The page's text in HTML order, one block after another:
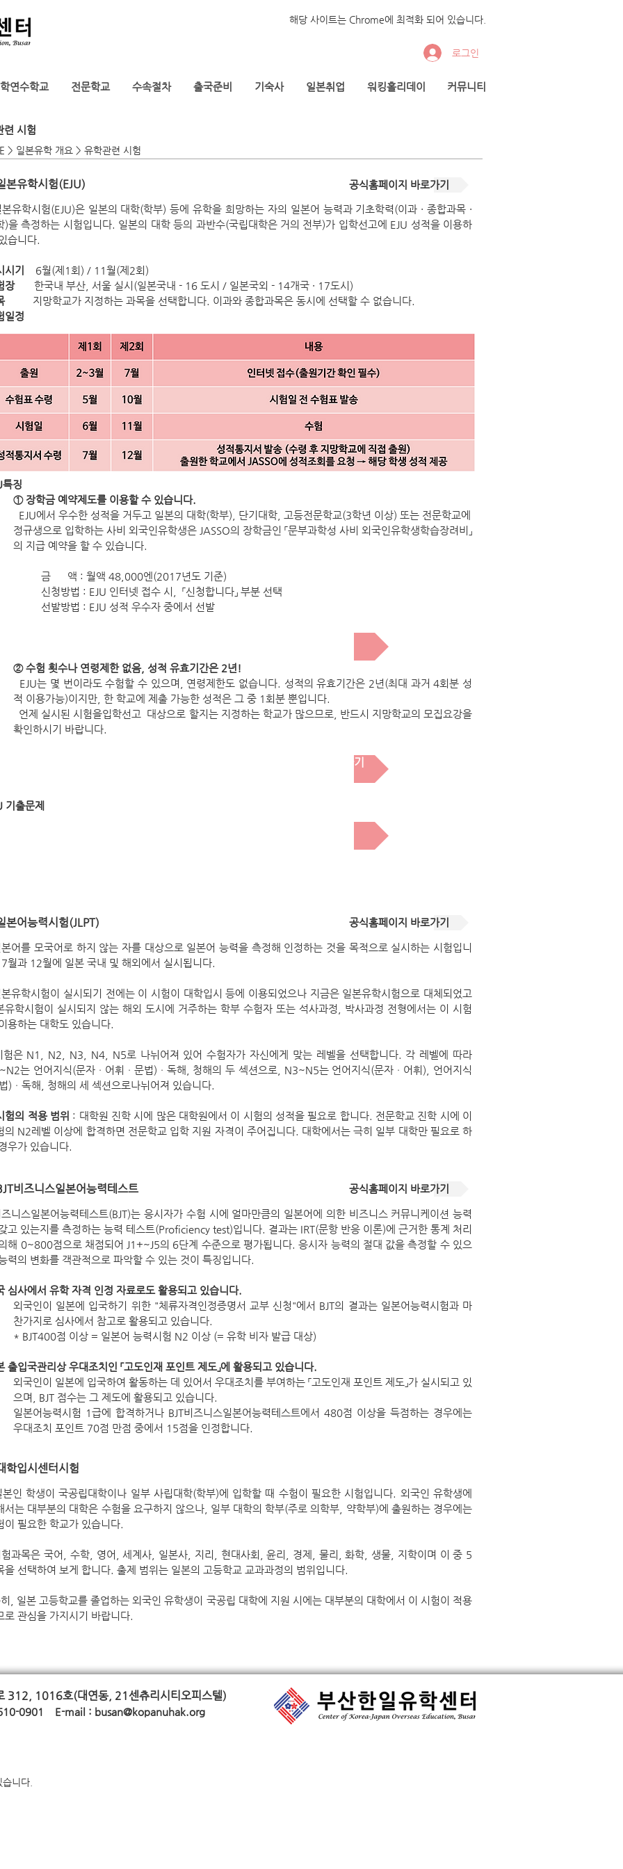
해당 사이트는 Chrome에 최적화 되어 있습니다.
로그인
연수학교 전문학교 수속절차 출국준비 기숙사 일본취업 워킹홀리데이 커뮤니티
련 시험
> 일본유학 개요 > 유학관련 시험
본유학시험(EJU) 공식홈페이지 바로가기
유학시험(EJU)은 일본의 대학(학부) 등에 유학을 희망하는 자의 일본어 능력과 기초학력(이과 · 종합과목 ·
)을 측정하는 시험입니다. 일본의 대학 등의 과반수(국립대학은 거의 전부)가 입학선고에 EJU 성적을 이용하
습니다.
시기
6월(제1회) / 11월(제2회)
장한국내 부산, 서울 실시(일본국내 - 16 도시 / 일본국외 - 14개국 · 17도시)
지망학교가 지정하는 과목을 선택합니다. 이과와 종합과목은 동시에 선택할 수 없습니다.
일정
특징
① 장학금 예약제도를 이용할 수 있습니다.
EJU에서 우수한 성적을 거두고 일본의 대학(학부), 단기대학, 고등전문학교(3학년 이상) 또는 전문학교에
정규생으로 입학하는 사비 외국인유학생은 JASSO의 장학금인 「문부과학성 사비 외국인유학생학습장려비」
의 지급 예약을 할 수 있습니다.
금 액 : 월액 48,000엔(2017년도 기준)
신청방법 : EJU 인터넷 접수 시, 「신청합니다」 부분 선택
선발방법 : EJU 성적 우수자 중에서 선발
② 수험 횟수나 연령제한 없음, 성적 유효기간은 2년!
EJU는 몇 번이라도 수험할 수 있으며, 연령제한도 없습니다. 성적의 유효기간은 2년(최대 과거 4회분 성
적 이용가능)이지만, 한 학교에 제출 가능한 성적은 그 중 1회분 뿐입니다.
언제 실시된 시험을입학선고 대상으로 할지는 지정하는 학교가 많으므로, 반드시 지망학교의 모집요강을
확인하시기 바랍니다.
기출문제
EJU를 이용해서 도일전 입학허가를 실시하는 대학 일람 바로가기
본어능력시험(JLPT) 공식홈페이지 바로가기
어를 모국어로 하지 않는 자를 대상으로 일본어 능력을 측정해 인정하는 것을 목적으로 실시하는 시험입니
월과 12월에 일본 국내 및 해외에서 실시됩니다.
유학시험이 실시되기 전에는 이 시험이 대학입시 등에 이용되었으나 지금은 일본유학시험으로 대체되었고
유학시험이 실시되지 않는 해외 도시에 거주하는 학부 수험자 또는 석사과정, 박사과정 전형에서는 이 시험
용하는 대학도 있습니다.
은 N1, N2, N3, N4, N5로 나뉘어져 있어 수험자가 자신에게 맞는 레벨을 선택합니다. 각 레벨에 따라
는 언어지식(문자ㆍ어휘ㆍ문법)ㆍ독해, 청해의 두 섹션으로, N3~N5는 언어지식(문자ㆍ어휘), 언어지식
)ㆍ독해, 청해의 세 섹션으로나뉘어져 있습니다.
의 적용 범위 : 대학원 진학 시에 많은 대학원에서 이 시험의 성적을 필요로 합니다. 전문학교 진학 시에 이
의 N2레벨 이상에 합격하면 전문학교 입학 지원 자격이 주어집니다. 대학에서는 극히 일부 대학만 필요로 하
우가 있습니다.
비즈니스일본어능력테스트 공식홈페이지 바로가기
니스일본어능력테스트(BJT)는 응시자가 수험 시에 얼마만큼의 일본어에 의한 비즈니스 커뮤니케이션 능력
고 있는지를 측정하는 능력 테스트(Proficiency test)입니다. 결과는 IRT(문항 반응 이론)에 근거한 통계 처리
해 0~800점으로 채점되어 J1+~J5의 6단계 수준으로 평가됩니다. 응시자 능력의 절대 값을 측정할 수 있으
력의 변화를 객관적으로 파악할 수 있는 것이 특징입니다.
심사에서 유학 자격 인정 자료로도 활용되고 있습니다.
외국인이 일본에 입국하기 위한 "체류자격인정증명서 교부 신청"에서 BJT의 결과는 일본어능력시험과 마
찬가지로 심사에서 참고로 활용되고 있습니다.
* BJT400점 이상 = 일본어 능력시험 N2 이상 (= 유학 비자 발급 대상)
출입국관리상 우대조치인 「고도인재 포인트 제도」에 활용되고 있습니다.
외국인이 일본에 입국하여 활동하는 데 있어서 우대조치를 부여하는 「고도인재 포인트 제도」가 실시되고 있
으며, BJT 점수는 그 제도에 활용되고 있습니다.
일본어능력시험 1급에 합격하거나 BJT비즈니스일본어능력테스트에서 480점 이상을 득점하는 경우에는
우대조치 포인트 70점 만점 중에서 15점을 인정합니다.
학입시센터시험
인 학생이 국공립대학이나 일부 사립대학(학부)에 입학할 때 수험이 필요한 시험입니다. 외국인 유학생에
서는 대부분의 대학은 수험을 요구하지 않으나, 일부 대학의 학부(주로 의학부, 약학부)에 출원하는 경우에는
이 필요한 학교가 있습니다.
과목은 국어, 수학, 영어, 세계사, 일본사, 지리, 현대사회, 윤리, 경제, 물리, 화학, 생물, 지학이며 이 중 5
을 선택하여 보게 합니다. 출제 범위는 일본의 고등학교 교과과정의 범위입니다.
, 일본 고등학교를 졸업하는 외국인 유학생이 국공립 대학에 지원 시에는 대부분의 대학에서 이 시험이 적용
로 관심을 가지시기 바랍니다.
312, 1016호(대연동, 21 센츄리시티오피스텔)
0901 E-mail : busan@kopanuhak.org
니다.